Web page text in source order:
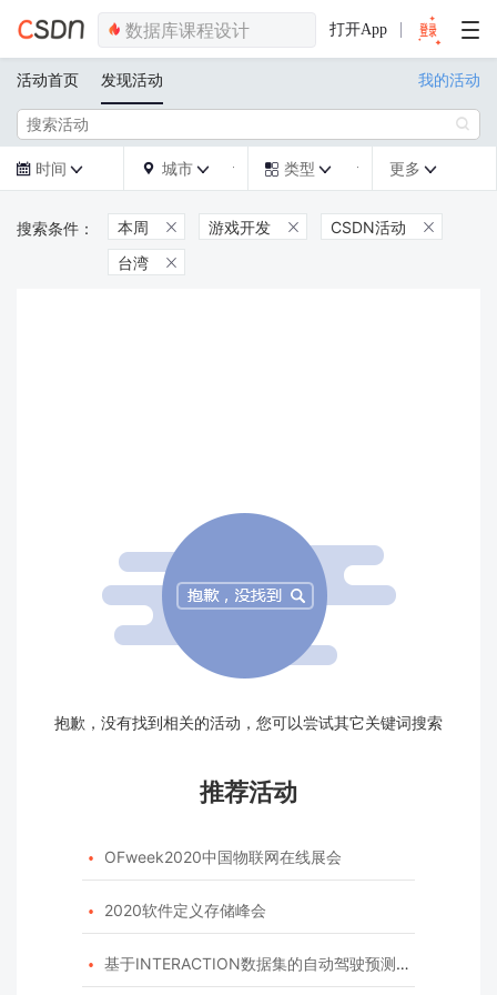
打开App
活动首页 发现活动 我的活动

 时间   城市   类型  更多 
本周  游戏开发  CSDN活动 
台湾 
抱歉，没有找到相关的活动，您可以尝试其它关键词搜索
推荐活动
 OFweek2020中国物联网在线展会
 2020软件定义存储峰会
 基于INTERACTION数据集的自动驾驶预测模型挑战赛